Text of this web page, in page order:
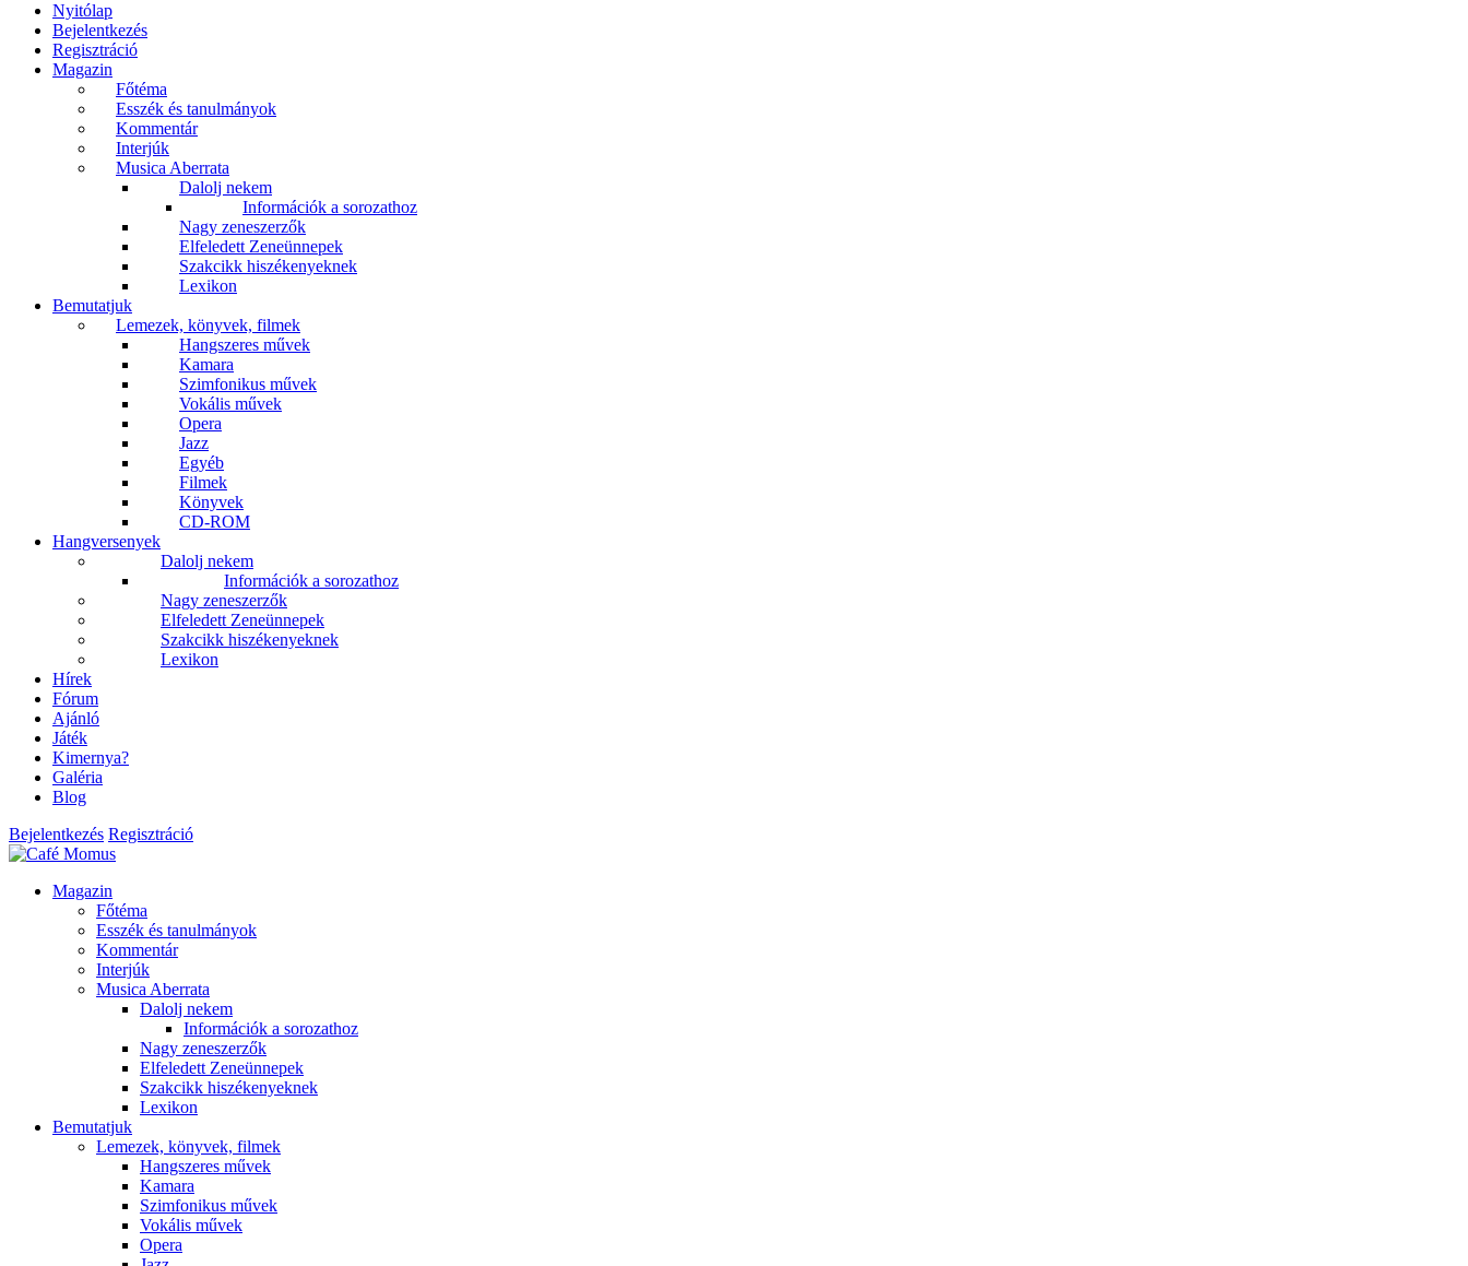
Nyitólap
Bejelentkezés
Regisztráció
Magazin
Főtéma
Esszék és tanulmányok
Kommentár
Interjúk
Musica Aberrata
Dalolj nekem
Információk a sorozathoz
Nagy zeneszerzők
Elfeledett Zeneünnepek
Szakcikk hiszékenyeknek
Lexikon
Bemutatjuk
Lemezek, könyvek, filmek
Hangszeres művek
Kamara
Szimfonikus művek
Vokális művek
Opera
Jazz
Egyéb
Filmek
Könyvek
CD-ROM
Hangversenyek
Dalolj nekem
Információk a sorozathoz
Nagy zeneszerzők
Elfeledett Zeneünnepek
Szakcikk hiszékenyeknek
Lexikon
Hírek
Fórum
Ajánló
Játék
Kimernya?
Galéria
Blog
Bejelentkezés Regisztráció
Magazin
Főtéma
Esszék és tanulmányok
Kommentár
Interjúk
Musica Aberrata
Dalolj nekem
Információk a sorozathoz
Nagy zeneszerzők
Elfeledett Zeneünnepek
Szakcikk hiszékenyeknek
Lexikon
Bemutatjuk
Lemezek, könyvek, filmek
Hangszeres művek
Kamara
Szimfonikus művek
Vokális művek
Opera